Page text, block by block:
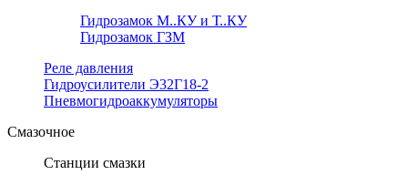
Гидрозамок М..КУ и Т..КУ
Гидрозамок ГЗМ
Реле давления
Гидроусилители Э32Г18-2
Пневмогидроаккумуляторы
Смазочное
Станции смазки